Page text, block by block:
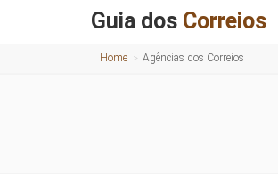
Guia dos Correios
Home Agências dos Correios